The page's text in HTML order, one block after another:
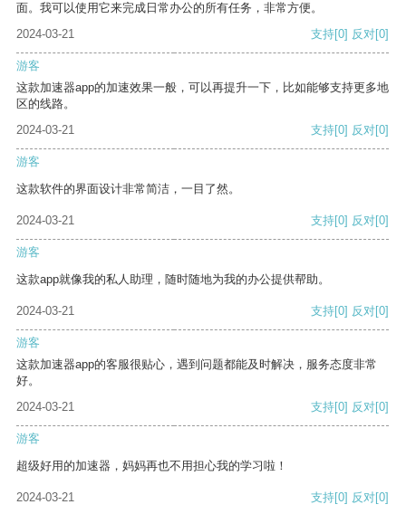
面。我可以使用它来完成日常办公的所有任务，非常方便。
2024-03-21
支持[0] 反对[0]
游客
这款加速器app的加速效果一般，可以再提升一下，比如能够支持更多地
区的线路。
2024-03-21
支持[0] 反对[0]
游客
这款软件的界面设计非常简洁，一目了然。
2024-03-21 支持[0] 反对[0]
游客
这款app就像我的私人助理，随时随地为我的办公提供帮助。
2024-03-21 支持[0] 反对[0]
游客
这款加速器app的客服很贴心，遇到问题都能及时解决，服务态度非常
好。
2024-03-21
支持[0] 反对[0]
游客
超级好用的加速器，妈妈再也不用担心我的学习啦！
2024-03-21 支持[0] 反对[0]